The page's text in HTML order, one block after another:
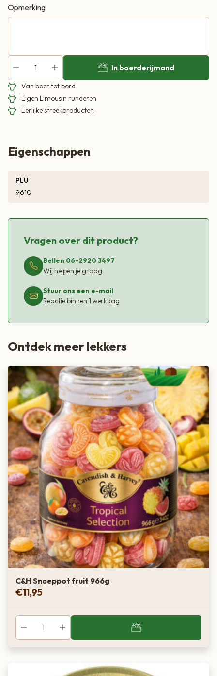
Opmerking
In boerderijmand
Van boer tot bord
Eigen Limousin runderen
Eerlijke streekproducten
Eigenschappen
PLU
9610
Vragen over dit product?
Bellen 06-2920 3497
Wij helpen je graag
Stuur ons een e-mail
Reactie binnen 1 werkdag
Ontdek meer lekkers
C&H Snoeppot fruit 966g
€11,95